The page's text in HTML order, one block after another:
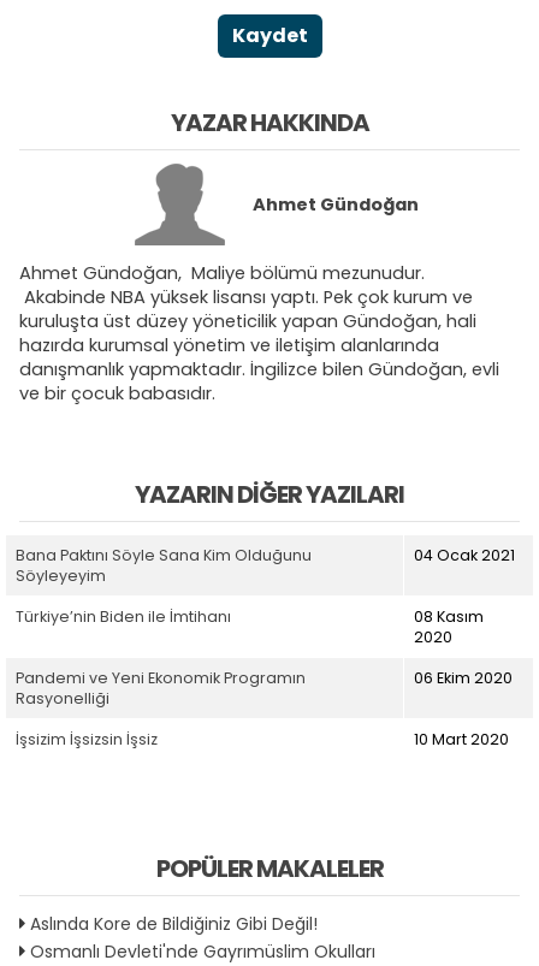
Kaydet
YAZAR HAKKINDA
Ahmet Gündoğan
Ahmet Gündoğan, Maliye bölümü mezunudur.
Akabinde NBA yüksek lisansı yaptı. Pek çok kurum ve
kuruluşta üst düzey yöneticilik yapan Gündoğan, hali
hazırda kurumsal yönetim ve iletişim alanlarında
danışmanlık yapmaktadır. İngilizce bilen Gündoğan, evli
ve bir çocuk babasıdır.
YAZARIN DIĞER YAZILARI
Bana Paktını Söyle Sana Kim Olduğunu
Söyleyeyim
04 Ocak 2021
Türkiye’nin Biden ile İmtihanı
08 Kasım
2020
Pandemi ve Yeni Ekonomik Programın
Rasyonelliği
06 Ekim 2020
İşsizim İşsizsin İşsiz 10 Mart 2020
POPÜLER MAKALELER
Aslında Kore de Bildiğiniz Gibi Değil!
Osmanlı Devleti'nde Gayrımüslim Okulları